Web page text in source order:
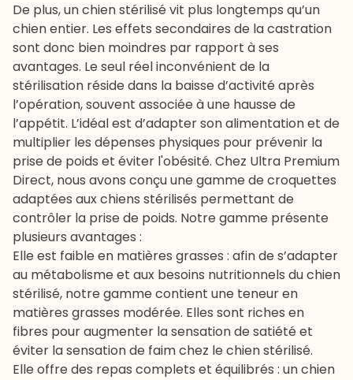
De plus, un chien stérilisé vit plus longtemps qu’un
chien entier. Les effets secondaires de la castration
sont donc bien moindres par rapport à ses
avantages. Le seul réel inconvénient de la
stérilisation réside dans la baisse d’activité après
l’opération, souvent associée à une hausse de
l’appétit. L’idéal est d’adapter sonalimentationet de
multiplier les dépenses physiques pour prévenir la
prise de poids et éviter l'obésité. Chez Ultra Premium
Direct, nous avons conçu une gamme de croquettes
adaptées aux chiens stérilisés permettant de
contrôler la prise de poids. Notre gamme présente
plusieurs avantages :
Elle est faible en matières grasses : afin de s’adapter
au métabolisme et aux besoins nutritionnels du chien
stérilisé, notre gamme contient une teneur en
matières grasses modérée. Elles sont riches en
fibres pour augmenter la sensation de satiété et
éviter la sensation de faim chez le chien stérilisé.
Elle offre des repas complets et équilibrés : un chien